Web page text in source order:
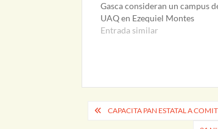
Gasca consideran un campus
UAQ en Ezequiel Montes
Entrada similar
Navegación
CAPACITA PAN ESTATAL A